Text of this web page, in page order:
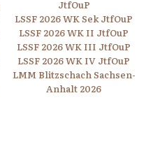
JtfOuP
LSSF 2026 WK Sek JtfOuP
LSSF 2026 WK II JtfOuP
LSSF 2026 WK III JtfOuP
LSSF 2026 WK IV JtfOuP
LMM Blitzschach Sachsen-
Anhalt 2026